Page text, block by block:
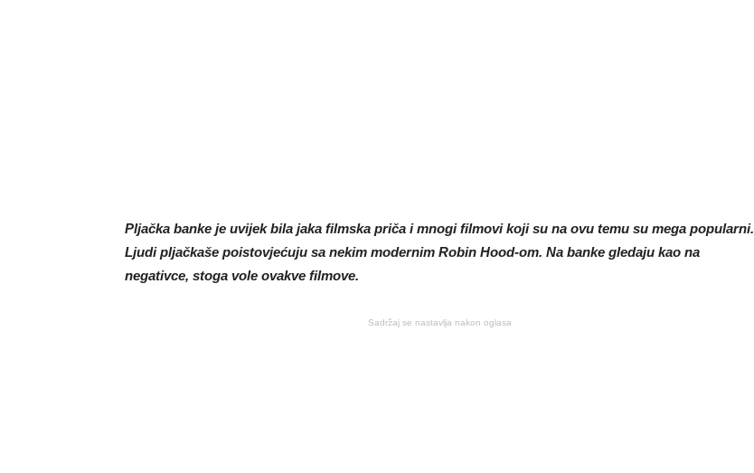
Pljačka banke je uvijek bila jaka filmska priča i mnogi filmovi koji su na ovu temu su mega popularni.
Ljudi pljačkaše poistovjećuju sa nekim modernim Robin Hood-om. Na banke gledaju kao na
negativce, stoga vole ovakve filmove.
Sadržaj se nastavlja nakon oglasa